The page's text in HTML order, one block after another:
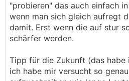
"probieren" das auch einfach
wenn man sich gleich aufregt
damit. Erst wenn die auf stur
schärfer werden.
Tipp für die Zukunft (das
ich habe mir versucht so